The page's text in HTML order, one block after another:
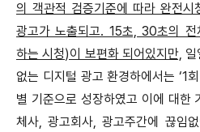
의 객관적 검증기준에 따라 완전
광고가 노출되고. 15초, 30초의
하는 시청)이 보편화 되어있지만,
없는 디지털 광고 환경하에서는 ‘1
별 기준으로 성장하였고 이에 대한
체사, 광고회사, 광고주간에 끊임